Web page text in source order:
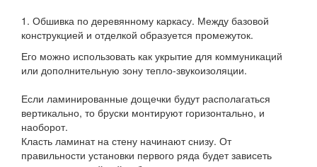
1. Обшивка по деревянному каркасу. Между базовой
конструкцией и отделкой образуется промежуток.
Его можно использовать как укрытие для коммуникаций
или дополнительную зону тепло-звукоизоляции.
Если ламинированные дощечки будут располагаться
вертикально, то бруски монтируют горизонтально, и
наоборот.
Класть ламинат на стену начинают снизу. От
правильности установки первого ряда будет зависеть